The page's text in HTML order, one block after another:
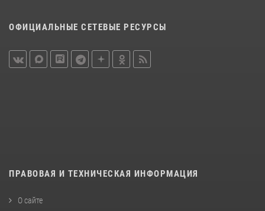
ОФИЦИАЛЬНЫЕ СЕТЕВЫЕ РЕСУРСЫ
ПРАВОВАЯ И ТЕХНИЧЕСКАЯ ИНФОРМАЦИЯ
О сайте